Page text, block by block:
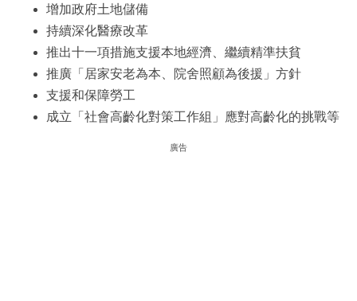
增加政府土地儲備
持續深化醫療改革
推出十一項措施支援本地經濟、繼續精準扶貧
推廣「居家安老為本、院舍照顧為後援」方針
支援和保障勞工
成立「社會高齡化對策工作組」應對高齡化的挑戰等
廣告